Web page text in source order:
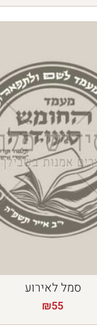
סמל לאירוע
₪55